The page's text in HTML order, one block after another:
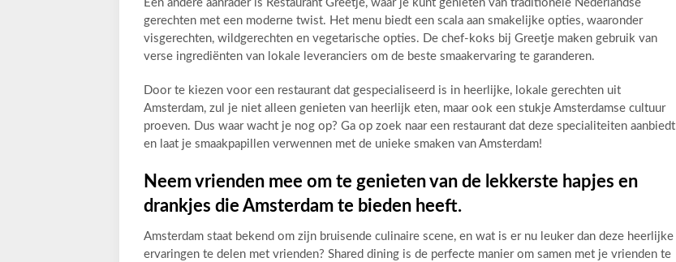
Een andere aanrader is Restaurant Greetje, waar je kunt genieten van traditionele Nederlandse
gerechten met een moderne twist. Het menu biedt een scala aan smakelijke opties, waaronder
visgerechten, wildgerechten en vegetarische opties. De chef-koks bij Greetje maken gebruik van
verse ingrediënten van lokale leveranciers om de beste smaakervaring te garanderen.
Door te kiezen voor een restaurant dat gespecialiseerd is in heerlijke, lokale gerechten uit
Amsterdam, zul je niet alleen genieten van heerlijk eten, maar ook een stukje Amsterdamse cultuur
proeven. Dus waar wacht je nog op? Ga op zoek naar een restaurant dat deze specialiteiten aanbiedt
en laat je smaakpapillen verwennen met de unieke smaken van Amsterdam!
Neem vrienden mee om te genieten van de lekkerste hapjes en
drankjes die Amsterdam te bieden heeft.
Amsterdam staat bekend om zijn bruisende culinaire scene, en wat is er nu leuker dan deze heerlijke
ervaringen te delen met vrienden? Shared dining is de perfecte manier om samen met je vrienden te